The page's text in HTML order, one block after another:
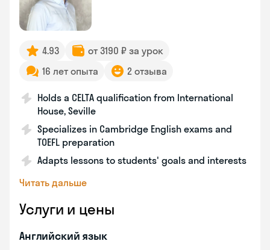
4.93
от 3190 ₽ за урок
16 лет опыта
2 отзыва
Holds a CELTA qualification from International
House, Seville
Specializes in Cambridge English exams and
TOEFL preparation
Adapts lessons to students' goals and interests
Читать дальше
Услуги и цены
Английский язык